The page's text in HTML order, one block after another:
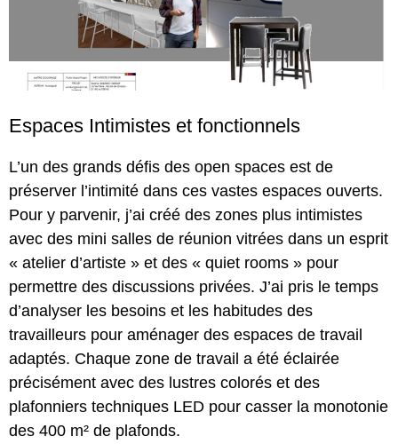
Espaces Intimistes et fonctionnels
L’un des grands défis des open spaces est de
préserver l’intimité dans ces vastes espaces ouverts.
Pour y parvenir, j’ai créé des zones plus intimistes
avec des mini salles de réunion vitrées dans un esprit
« atelier d’artiste » et des « quiet rooms » pour
permettre des discussions privées. J’ai pris le temps
d’analyser les besoins et les habitudes des
travailleurs pour aménager des espaces de travail
adaptés. Chaque zone de travail a été éclairée
précisément avec des lustres colorés et des
plafonniers techniques LED pour casser la monotonie
des 400 m² de plafonds.